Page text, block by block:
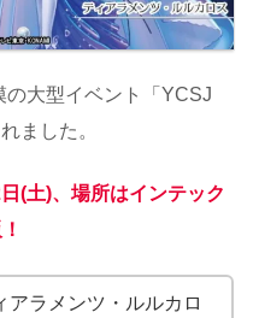
の大型イベント「YCSJ
ました。
(土)、場所はインテック
アラメンツ・ルルカロ